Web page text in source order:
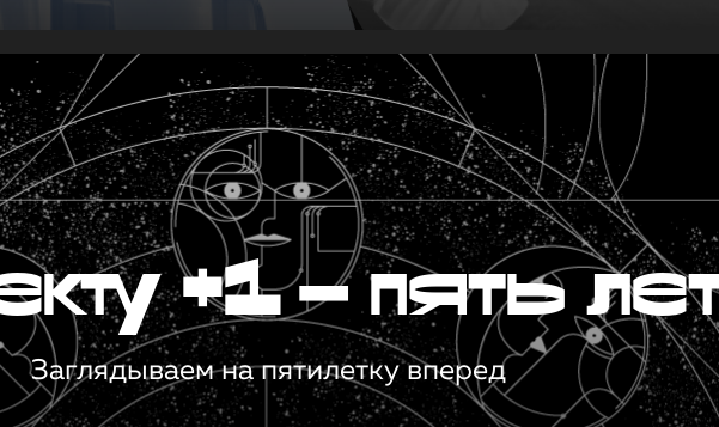
+1 — пять
Заглядываем на пятилетку вперед